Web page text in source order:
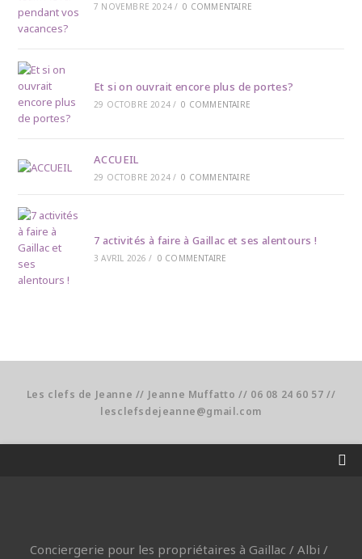
7 NOVEMBRE 2024 / 0 COMMENTAIRE
Et si on ouvrait encore plus de portes?
29 OCTOBRE 2024 / 0 COMMENTAIRE
ACCUEIL
29 OCTOBRE 2024 / 0 COMMENTAIRE
7 activités à faire à Gaillac et ses alentours !
3 AVRIL 2026 / 0 COMMENTAIRE
Les clefs de Jeanne // Jeanne Muffatto // 06 08 24 60 57 //
lesclefsdejeanne@gmail.com
Conciergerie pour les propriétaires à Gaillac / Albi /